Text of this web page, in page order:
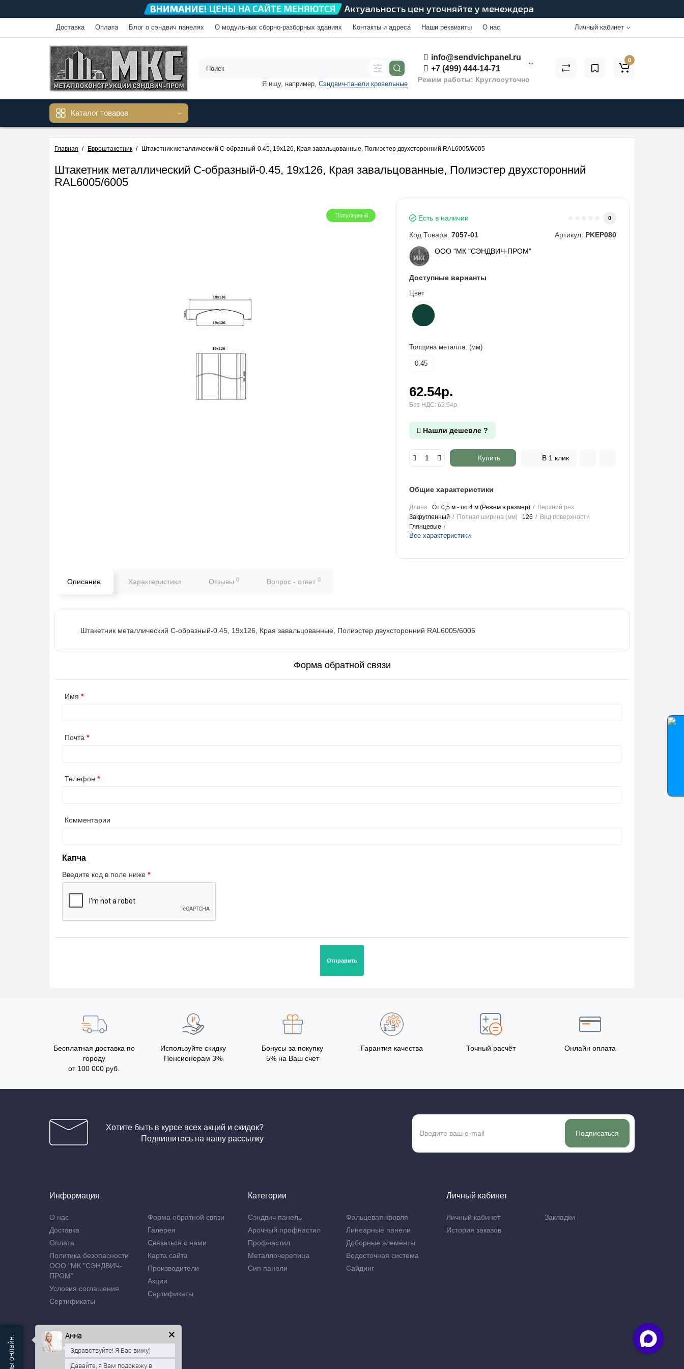
Доставка Оплата Блог о сэндвич панелях О модульных сборно-разборных зданиях Контакты и адреса Наши реквизиты О нас Личный кабинет
info@sendvichpanel.ru
+7 (499) 444-14-71
Режим работы: Круглосуточно
Я ищу, например, Сэндвич-панели кровельные
0
Каталог товаров
Главная Евроштакетник Штакетник металлический С-образный-0.45, 19х126, Края завальцованные, Полиэстер двухсторонний RAL6005/6005
Штакетник металлический С-образный-0.45, 19х126, Края завальцованные, Полиэстер двухсторонний
RAL6005/6005
Популярный Есть в наличии 0
Код Товара: 7057-01 Артикул: PKEP080
ООО "МК "СЭНДВИЧ-ПРОМ"
Доступные варианты
Цвет
Толщина металла, (мм)
0.45
62.54р.
Без НДС: 62.54р.
Нашли дешевле ?
Купить В 1 клик
Общие характеристики
Длина От 0,5 м - по 4 м (Режем в размер)
Верхний рез
Закругленный
Полная ширина (мм) 126
Вид поверхности
Глянцевые
Все характеристики
Описание Характеристики Отзывы 0 Вопрос - ответ 0
Штакетник металлический С-образный-0.45, 19х126, Края завальцованные, Полиэстер двухсторонний RAL6005/6005
Форма обратной связи
Имя
Почта
Телефон
Комментарии
Капча
Введите код в поле ниже
Бесплатная доставка по
городу
от 100 000 руб.
Используйте скидку
Пенсионерам 3%
Бонусы за покупку
5% на Ваш счет
Гарантия качества Точный расчёт Онлайн оплата
Хотите быть в курсе всех акций и скидок?
Подпишитесь на нашу рассылку
Подписаться
Информация
О нас
Доставка
Оплата
Политика безопасности
ООО "МК "СЭНДВИЧ-
ПРОМ"
Условия соглашения
Сертификаты
Форма обратной связи
Галерея
Связаться с нами
Карта сайта
Производители
Акции
Сертификаты
Категории
Сэндвич панель
Арочный профнастил
Профнастил
Металлочерепица
Сип панели
Фальцевая кровля
Линеарные панели
Доборные элементы
Водосточная система
Сайдинг
Личный кабинет
Личный кабинет
История заказов
Закладки
Анна
Здравствуйте! Я Вас вижу)
Давайте, я Вам подскажу в